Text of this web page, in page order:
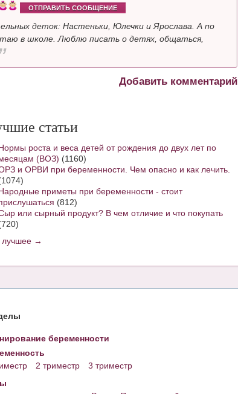
ОТПРАВИТЬ СООБЩЕНИЕ
деток: Настеньки, Юлечки и Ярослава. А по
в школе. Люблю писать о детях, общаться,
Добавить комментарий
статьи
роста и веса детей от рождения до двух лет по
(ВОЗ) (1160)
и ОРВИ при беременности. Чем опасно и как лечить.
приметы при беременности - стоит
(812)
или сырный продукт? В чем отличие и что покупать
лучшее →
беременности
2 триместр
3 триместр